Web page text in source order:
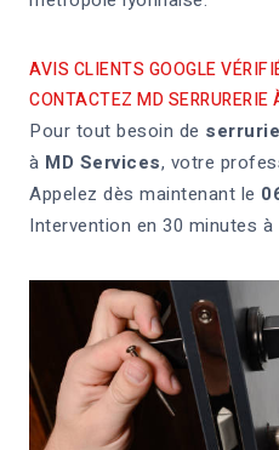
AVIS CLIENTS GOOGLE
CONTACTEZ MD
Pour tout besoin de
à MD Services, votre
Appelez dès maintenant le
Intervention en 30 minutes à